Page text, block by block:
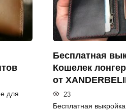
для
Бесплатная
Кошелек
от
23
Бесплатная